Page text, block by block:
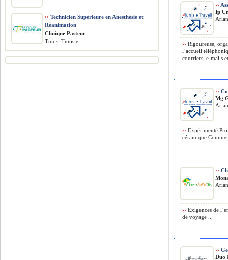
››
Ip
›› Rigoureuse,
l’accueil
courriers, e-mails
››
Mg
›› Expérimenté
céramique
››
›› Exigences de
de voyage ...
››
Duo
›› Technicien Supérieure en Anesthésie et
Réanimation
Clinique Pasteur
Tunis, Tunisie